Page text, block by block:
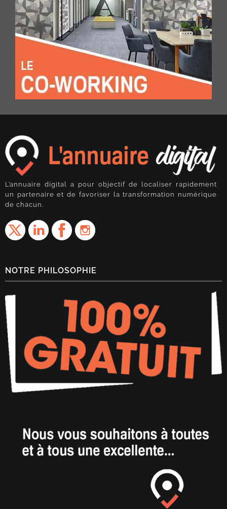
L’annuaire digital a pour objectif de localiser rapidement
un partenaire et de favoriser la transformation numérique
de chacun.
NOTRE PHILOSOPHIE